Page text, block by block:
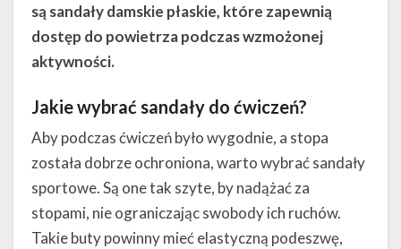
są sandały damskie płaskie, które zapewnią
dostęp do powietrza podczas wzmożonej
aktywności.
Jakie wybrać sandały do ćwiczeń?
Aby podczas ćwiczeń było wygodnie, a stopa
została dobrze ochroniona, warto wybrać sandały
sportowe. Są one tak szyte, by nadążać za
stopami, nie ograniczając swobody ich ruchów.
Takie buty powinny mieć elastyczną podeszwę,